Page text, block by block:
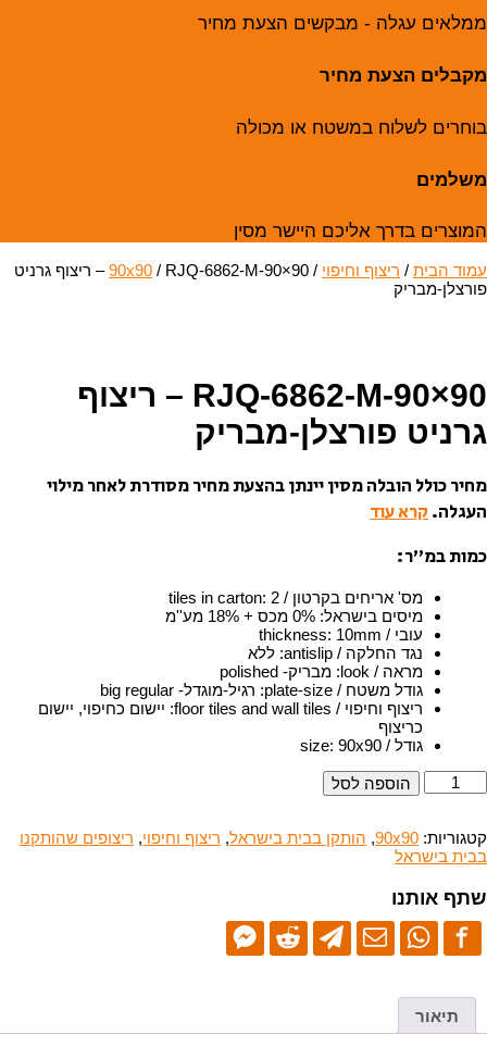
ממלאים עגלה - מבקשים הצעת מחיר
מקבלים הצעת מחיר
בוחרים לשלוח במשטח או מכולה
משלמים
המוצרים בדרך אליכם היישר מסין
עמוד הבית / ריצוף וחיפוי /
90x90/ RJQ-6862-M-90×90 – ריצוף גרניט
פורצלן-מבריק
RJQ-6862-M-90×90 – ריצוף
גרניט פורצלן-מבריק
מחיר כולל הובלה מסין יינתן בהצעת מחיר מסודרת לאחר מילוי
העגלה.קרא עוד
כמות במ”ר:
מס' אריחים בקרטון / tiles in carton :2
מיסים בישראל: 0% מכס + 18% מע''מ
עובי / thickness
: 10mm
נגד החלקה / antislip
: ללא
מראה / look
: מבריק- polished
גודל משטח / plate-size
: רגיל-מוגדל- big regular
ריצוף וחיפוי / floor tiles and wall tiles
: יישום כחיפוי, יישום
כריצוף
גודל / size
:90x90
כמות
של
6862-
M-
-
ריצוף
גרניט
פורצלן-מבריק
הוספה לסל
קטגוריות: 90x90
, הותקן בבית בישראל, ריצוף וחיפוי, ריצופים שהותקנו
בבית בישראל
שתף אותנו
תיאור